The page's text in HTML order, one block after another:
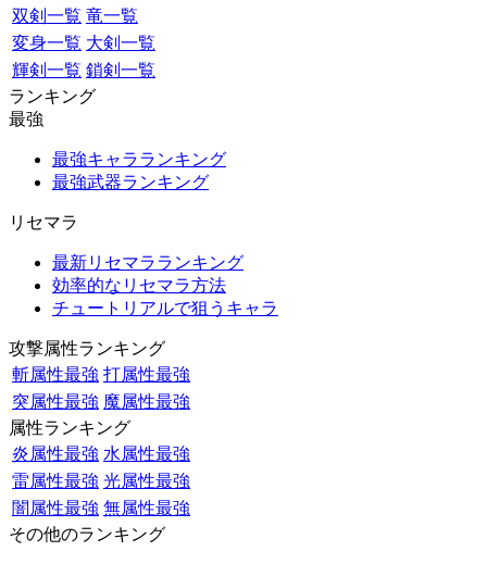
双剣一覧 竜一覧
変身一覧 大剣一覧
輝剣一覧 鎖剣一覧
ランキング
最強
最強キャラランキング
最強武器ランキング
リセマラ
最新リセマラランキング
効率的なリセマラ方法
チュートリアルで狙うキャラ
攻撃属性ランキング
斬属性最強 打属性最強
突属性最強 魔属性最強
属性ランキング
炎属性最強 水属性最強
雷属性最強 光属性最強
闇属性最強 無属性最強
その他のランキング